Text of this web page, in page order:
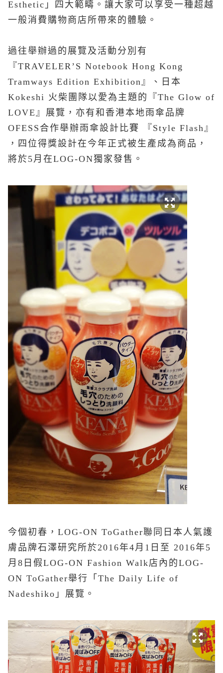
Esthetic」四大範疇。讓大家可以享受一種超越
一般消費購物商店所帶來的體驗。
過往舉辦過的展覽及活動分別有
『TRAVELER’S Notebook Hong Kong
Tramways Edition Exhibition』、日本
Kokeshi 火柴團隊以愛為主題的『The Glow of
LOVE』展覽，亦有和香港本地雨傘品牌
OFESS合作舉辦雨傘設計比賽 『Style Flash』
，四位得獎設計在今年正式被生產成為商品，
將於5月在LOG-ON獨家發售。
今個初春，LOG-ON ToGather聯同日本人氣護
膚品牌石澤研究所於2016年4月1日至 2016年5
月8日假LOG-ON Fashion Walk店內的LOG-
ON ToGather舉行「The Daily Life of
Nadeshiko」展覽 。